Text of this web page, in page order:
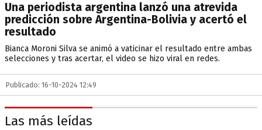
Una periodista argentina lanzó una atrevida
predicción sobre Argentina-Bolivia y acertó el
resultado
Bianca Moroni Silva se animó a vaticinar el resultado entre ambas
selecciones y tras acertar, el video se hizo viral en redes.
Publicado: 16-10-2024 12:49
Las más leídas